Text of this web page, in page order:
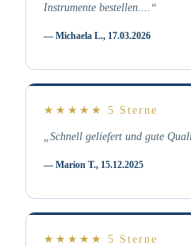
Instrumente bestellen....“
— Michaela L., 17.03.2026
★★★★★ 5 Sterne
„Schnell geliefert und gute
— Marion T., 15.12.2025
★★★★★ 5 Sterne